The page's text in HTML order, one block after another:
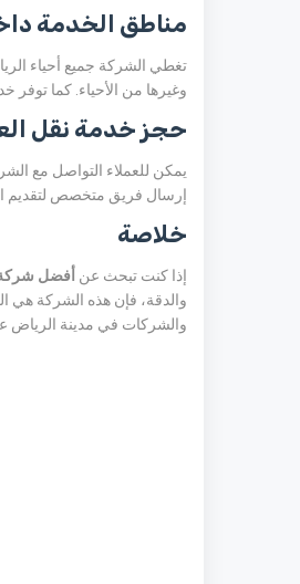
مناطق الخدمة
تغطي الشركة جميع أحياء
وغيرها من الأحياء. كما
حجز خدمة نقل
يمكن للعملاء التواصل مع
إرسال فريق متخصص
خلاصة
إذا كنت تبحث عن أفضل
والدقة، فإن هذه الشركة هي
والشركات في مدينة الرياض